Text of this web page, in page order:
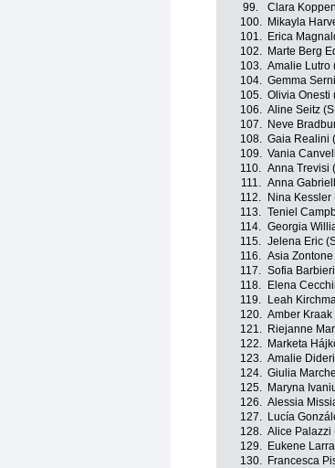
99.
Clara
100.
Mikayla
101.
Erica
102.
Marte Berg
103. Amalie Lutro
104. Gemma
105. Olivia Onesti
106. Aline Seitz
107.
Neve
108. Gaia Realini
109. Vania
110. Anna Trevisi
111. Anna
112.
Nina Kessler
113. Teniel
114. Georgia
115. Jelena Eric
116. Asia
117. Sofia
118.
Elena
119.
Leah
120. Amber Kraak
121.
Riejanne
122.
Marketa
123. Amalie
124. Giulia
125.
Maryna
126. Alessia
127.
Lucía
128. Alice Palazzi
129.
Eukene
130.
Francesca